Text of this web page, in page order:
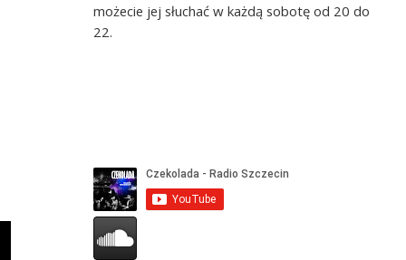
możecie jej słuchać w każdą sobotę od 20 do
22.